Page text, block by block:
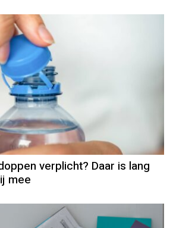
verplicht? Daar is lang
mee